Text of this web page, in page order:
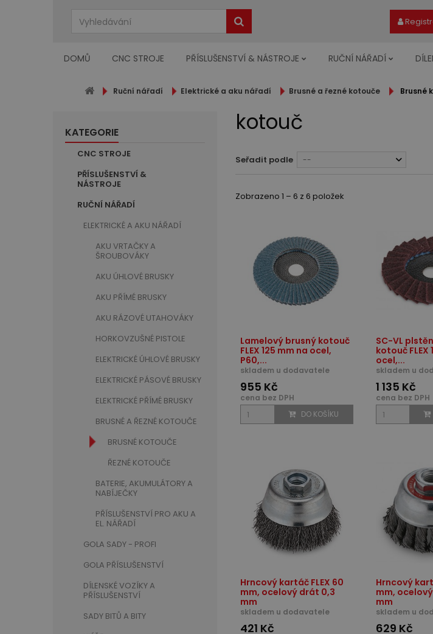
DOMŮ CNC STROJE PŘÍSLUŠENSTVÍ & NÁSTROJE RUČNÍ NÁŘADÍ
Ruční nářadí Elektrické a aku nářadí Brusné a řezné kotouče Brusné
KATEGORIE
CNC STROJE
PŘÍSLUŠENSTVÍ &
NÁSTROJE
RUČNÍ NÁŘADÍ
ELEKTRICKÉ A AKU NÁŘADÍ
AKU VRTAČKY A
ŠROUBOVÁKY
AKU ÚHLOVÉ BRUSKY
AKU PŘÍMÉ BRUSKY
AKU RÁZOVÉ UTAHOVÁKY
HORKOVZUŠNÉ PISTOLE
ELEKTRICKÉ ÚHLOVÉ BRUSKY
ELEKTRICKÉ PÁSOVÉ BRUSKY
ELEKTRICKÉ PŘÍMÉ BRUSKY
BRUSNÉ A ŘEZNÉ KOTOUČE
BRUSNÉ KOTOUČE
ŘEZNÉ KOTOUČE
BATERIE, AKUMULÁTORY A
NABÍJEČKY
PŘÍSLUŠENSTVÍ PRO AKU A
EL. NÁŘADÍ
GOLA SADY - PROFI
GOLA PŘÍSLUŠENSTVÍ
DÍLENSKÉ VOZÍKY A
PŘÍSLUŠENSTVÍ
SADY BITŮ A BITY
kotouč
Seřadit podle --
Zobrazeno 1 – 6 z 6 položek
Lamelový brusný kotouč
FLEX 125 mm na ocel,
P60,...
skladem u dodavatele
955 Kč
cena bez DPH
DO KOŠÍKU
SC-VL
kotouč FLEX
ocel,...
skladem u
1 135 Kč
cena bez DPH
Hrncový kartáč FLEX 60
mm, ocelový drát 0,3
mm
skladem u dodavatele
421 Kč
Hrncový
mm,
mm
skladem u
629 Kč